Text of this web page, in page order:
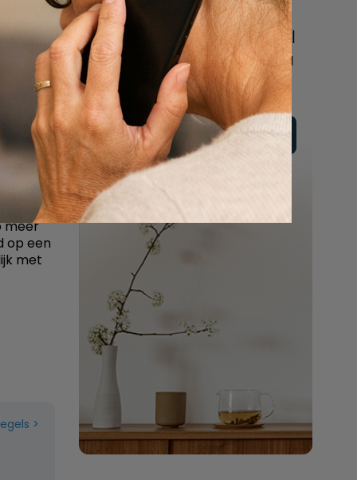
te
ook
meer
op een
met
Beschrijf uw wensen
online of bel ons geheel
vrijblijvend voor hulp na
een overlijden.
Vul hier uw wensen in
Of bel ons:
088 - 848 82 27